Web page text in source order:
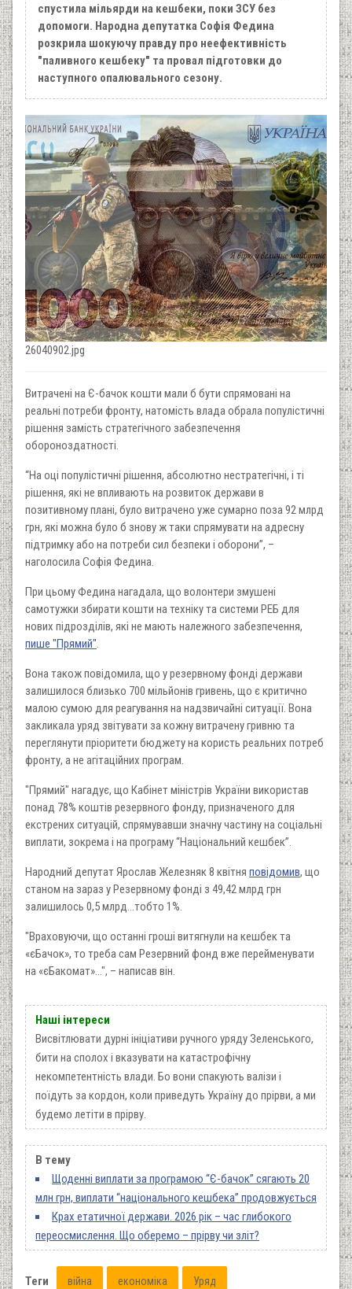
спустила мільярди на кешбеки, поки ЗСУ без
допомоги. Народна депутатка Софія Федина
розкрила шокуючу правду про неефективність
"паливного кешбеку" та провал підготовки до
наступного опалювального сезону.
26040902.jpg
Витрачені на Є-бачок кошти мали б бути спрямовані на
реальні потреби фронту, натомість влада обрала популістичні
рішення замість стратегічного забезпечення
обороноздатності.
“На оці популістичні рішення, абсолютно нестратегічні, і ті
рішення, які не впливають на розвиток держави в
позитивному плані, було витрачено уже сумарно поза 92 млрд
грн, які можна було б знову ж таки спрямувати на адресну
підтримку або на потреби сил безпеки і оборони”, –
наголосила Софія Федина.
При цьому Федина нагадала, що волонтери змушені
самотужки збирати кошти на техніку та системи РЕБ для
нових підрозділів, які не мають належного забезпечення,
пише "Прямий".
Вона також повідомила, що у резервному фонді держави
залишилося близько 700 мільйонів гривень, що є критично
малою сумою для реагування на надзвичайні ситуації. Вона
закликала уряд звітувати за кожну витрачену гривню та
переглянути пріоритети бюджету на користь реальних потреб
фронту, а не агітаційних програм.
"Прямий" нагадує, що Кабінет міністрів України використав
понад 78% коштів резервного фонду, призначеного для
екстрених ситуацій, спрямувавши значну частину на соціальні
виплати, зокрема і на програму “Національний кешбек”.
Народний депутат Ярослав Железняк 8 квітня повідомив, що
станом на зараз у Резервному фонді з 49,42 млрд грн
залишилось 0,5 млрд…тобто 1%.
"Враховуючи, що останні гроші витягнули на кешбек та
«єБачок», то треба сам Резервний фонд вже перейменувати
на «єБакомат»…", – написав він.
Наші інтереси
Висвітлювати дурні ініціативи ручного уряду Зеленського,
бити на сполох і вказувати на катастрофічну
некомпетентність влади. Бо вони спакують валізи і
поїдуть за кордон, коли приведуть Україну до прірви, а ми
будемо летіти в прірву.
В тему
Щоденні виплати за програмою “Є-бачок” сягають 20
млн грн, виплати “національного кешбека” продовжується
Крах етатичної держави. 2026 рік – час глибокого
переосмислення. Що оберемо – прірву чи зліт?
Теги війна економіка Уряд